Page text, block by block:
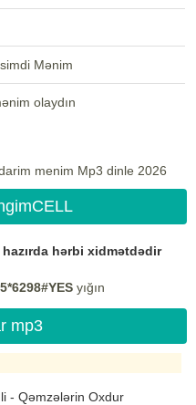
Mənim
olaydın
menim Mp3 dinle 2026
hərbi xidmətdədir
yığın
mp3
- Qəmzələrin Oxdur